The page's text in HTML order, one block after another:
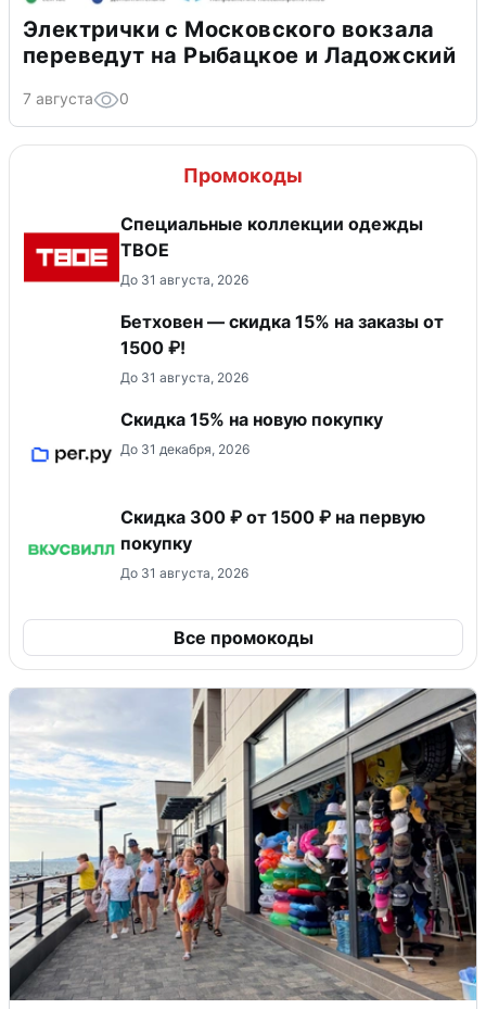
Электрички с Московского вокзала
переведут на Рыбацкое и Ладожский
7 августа 0
Промокоды
Специальные коллекции одежды
ТВОЕ
До 31 августа, 2026
Бетховен — скидка 15% на заказы от
1500 ₽!
До 31 августа, 2026
Скидка 15% на новую покупку
До 31 декабря, 2026
Скидка 300 ₽ от 1500 ₽ на первую
покупку
До 31 августа, 2026
Все промокоды